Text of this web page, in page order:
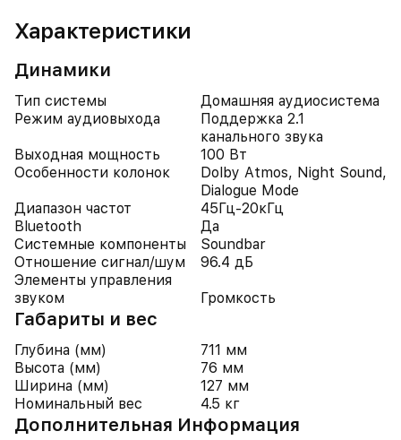
Характеристики
Динамики
Тип системы
Домашняя аудиосистема
Режим аудиовыхода
Поддержка 2.1
канального звука
Выходная мощность
100 Вт
Особенности колонок
Dolby Atmos, Night Sound,
Dialogue Mode
Диапазон частот
45Гц-20кГц
Bluetooth
Да
Системные компоненты
Soundbar
Отношение сигнал/шум
96.4 дБ
Элементы управления
звуком
Громкость
Габариты и вес
Глубина (мм)
711 мм
Высота (мм)
76 мм
Ширина (мм)
127 мм
Номинальный вес
4.5 кг
Дополнительная Информация